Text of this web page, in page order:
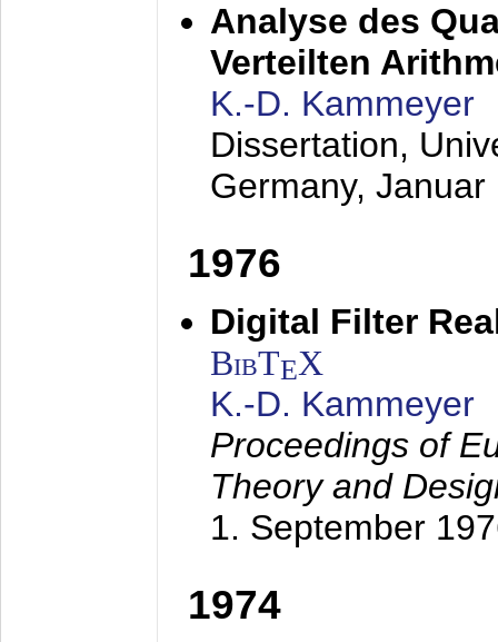
Analyse des
Verteilten
K.-D. Kammeyer
Dissertation,
Germany, Januar
1976
Digital Filter
BibTEX
K.-D. Kammeyer
Proceedings of
Theory and
1. September
1974